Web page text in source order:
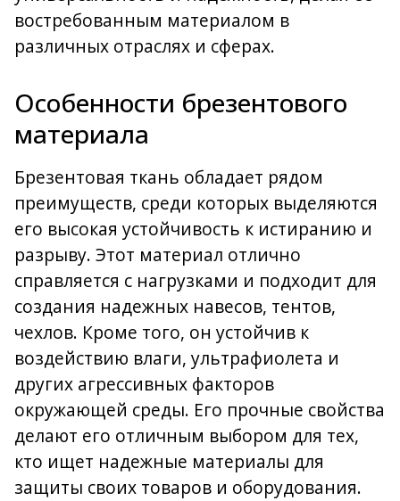
востребованным материалом в
различных отраслях и сферах.
Особенности брезентового
материала
Брезентовая ткань обладает рядом
преимуществ, среди которых выделяются
его высокая устойчивость к истиранию и
разрыву. Этот материал отлично
справляется с нагрузками и подходит для
создания надежных навесов, тентов,
чехлов. Кроме того, он устойчив к
воздействию влаги, ультрафиолета и
других агрессивных факторов
окружающей среды. Его прочные свойства
делают его отличным выбором для тех,
кто ищет надежные материалы для
защиты своих товаров и оборудования.